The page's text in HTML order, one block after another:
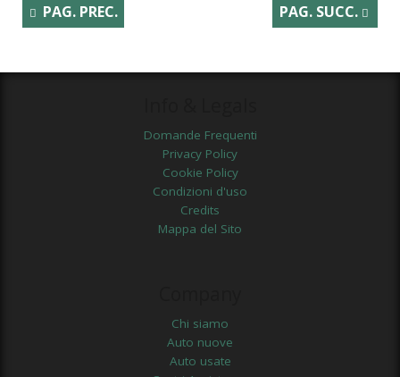
PAG. PREC. PAG. SUCC.
Domande Frequenti
Privacy Policy
Cookie Policy
Condizioni d'uso
Credits
Mappa del Sito
Chi siamo
Auto nuove
Auto usate